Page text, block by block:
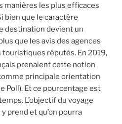
manières les plus efficaces
bien que le caractère
destination devient un
que les avis des agences
touristiques réputés. En 2019,
prenaient cette notion
principale orientation
Poll). Et ce pourcentage est
L’objectif du voyage
prend et qu’on pourra